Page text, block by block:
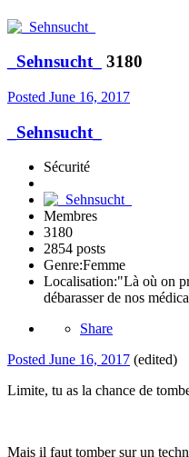
_Sehnsucht_ 3180
Posted June 16, 2017
_Sehnsucht_
Sécurité
Membres
3180
2854 posts
Genre:Femme
Localisation:"Là où on
débarasser de nos
Share
Posted June 16, 2017 (edited)
Limite, tu as la chance de
Mais il faut tomber sur un